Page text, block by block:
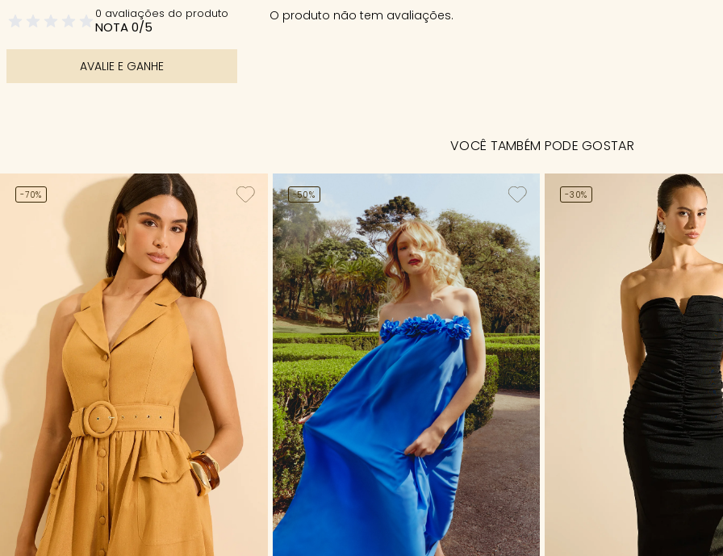
0 avaliações do produto
NOTA 0/5
AVALIE E GANHE
O produto não tem avaliações.
VOCÊ TAMBÉM PODE GOSTAR
-70% -50% -30%